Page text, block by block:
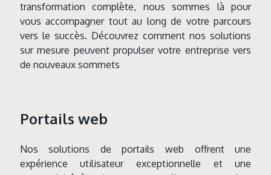
transformation complète, nous sommes là pour
vous accompagner tout au long de votre parcours
vers le succès. Découvrez comment nos solutions
sur mesure peuvent propulser votre entreprise vers
de nouveaux sommets
Portails web
Nos solutions de portails web offrent une
expérience utilisateur exceptionnelle et une